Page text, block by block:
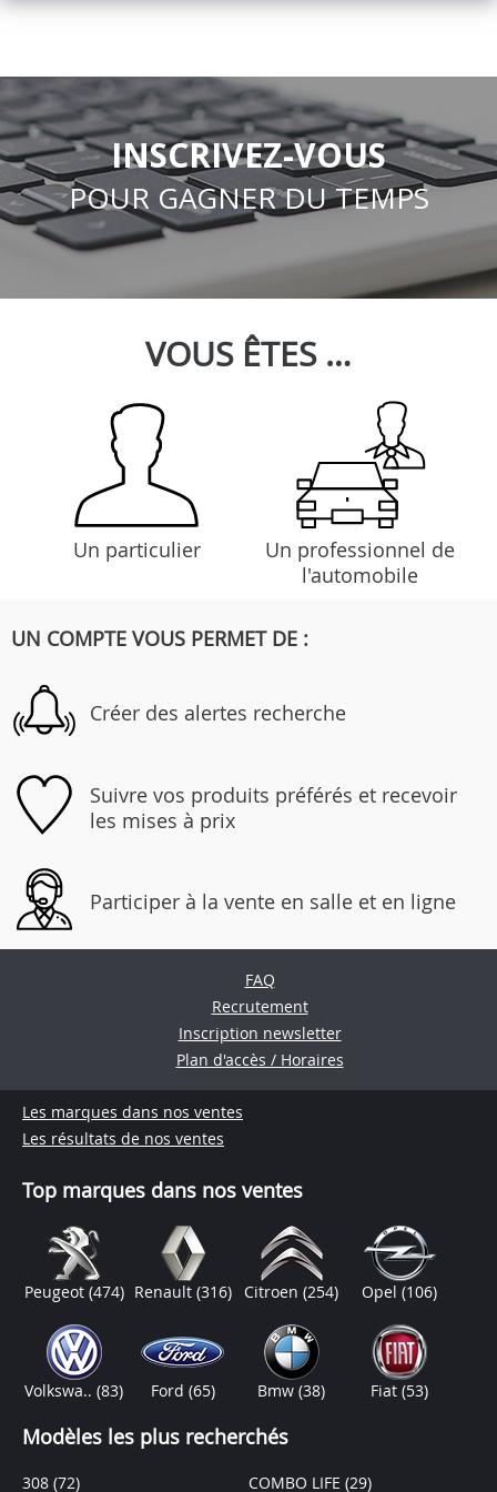
INSCRIVEZ-VOUS
POUR GAGNER DU TEMPS
VOUS ÊTES …
Un particulier
Un professionnel de
l'automobile
UN COMPTE VOUS PERMET DE :
Créer des alertes recherche
Suivre vos produits préférés et recevoir
les mises à prix
Participer à la vente en salle et en ligne
FAQ
Recrutement
Inscription newsletter
Plan d'accès / Horaires
Les marques dans nos ventes
Les résultats de nos ventes
Top marques dans nos ventes
Peugeot (474) Renault (316) Citroen(254) Opel(106)
Volkswa..(83) Ford (65) Bmw(38) Fiat(53)
Modèles les plus recherchés
308 (72) COMBO LIFE (29)